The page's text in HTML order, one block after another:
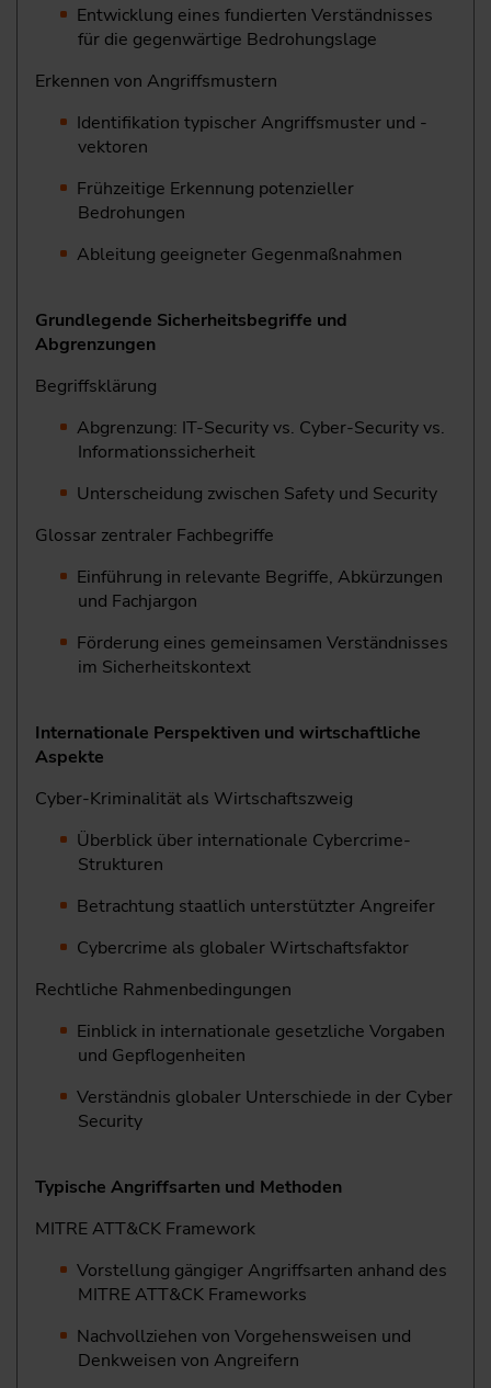
Entwicklung eines fundierten Verständnisses
für die gegenwärtige Bedrohungslage
Erkennen von Angriffsmustern
Identifikation typischer Angriffsmuster und -
vektoren
Frühzeitige Erkennung potenzieller
Bedrohungen
Ableitung geeigneter Gegenmaßnahmen
Grundlegende Sicherheitsbegriffe und
Abgrenzungen
Begriffsklärung
Abgrenzung: IT-Security vs. Cyber-Security vs.
Informationssicherheit
Unterscheidung zwischen Safety und Security
Glossar zentraler Fachbegriffe
Einführung in relevante Begriffe, Abkürzungen
und Fachjargon
Förderung eines gemeinsamen Verständnisses
im Sicherheitskontext
Internationale Perspektiven und wirtschaftliche
Aspekte
Cyber-Kriminalität als Wirtschaftszweig
Überblick über internationale Cybercrime-
Strukturen
Betrachtung staatlich unterstützter Angreifer
Cybercrime als globaler Wirtschaftsfaktor
Rechtliche Rahmenbedingungen
Einblick in internationale gesetzliche Vorgaben
und Gepflogenheiten
Verständnis globaler Unterschiede in der Cyber
Security
Typische Angriffsarten und Methoden
MITRE ATT&CK Framework
Vorstellung gängiger Angriffsarten anhand des
MITRE ATT&CK Frameworks
Nachvollziehen von Vorgehensweisen und
Denkweisen von Angreifern